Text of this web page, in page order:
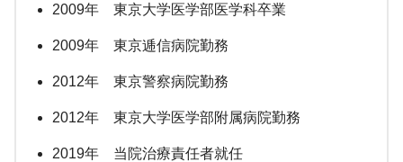
2009年 東京大学医学部医学科卒業
2009年 東京逓信病院勤務
2012年 東京警察病院勤務
2012年 東京大学医学部附属病院勤務
2019年 当院治療責任者就任